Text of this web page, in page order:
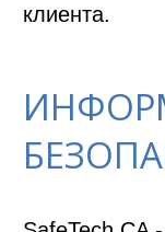
клиента.